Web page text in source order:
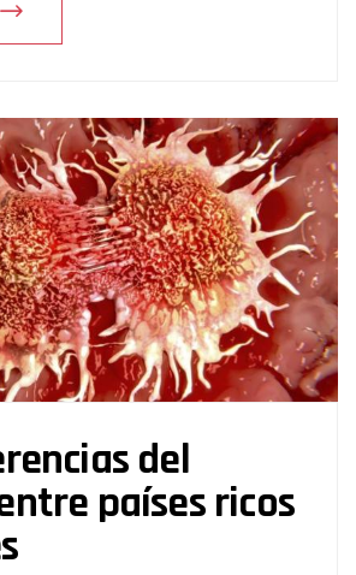
del
países ricos